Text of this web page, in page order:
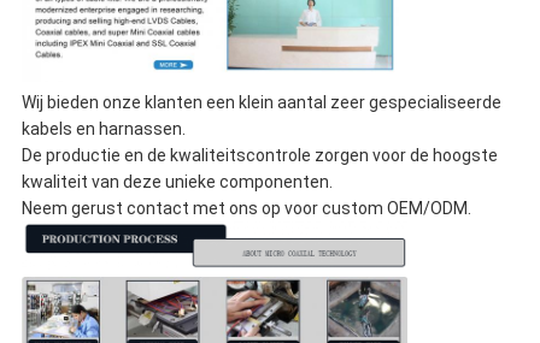
Wij bieden onze klanten een klein aantal zeer gespecialiseerde
kabels en harnassen.
De productie en de kwaliteitscontrole zorgen voor de hoogste
kwaliteit van deze unieke componenten.
Neem gerust contact met ons op voor custom OEM/ODM.